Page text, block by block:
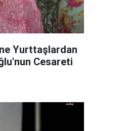
Yurttaşlardan
Cesareti